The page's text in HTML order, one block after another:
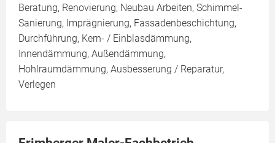
Beratung, Renovierung, Neubau Arbeiten, Schimmel-
Sanierung, Imprägnierung, Fassadenbeschichtung,
Durchführung, Kern- / Einblasdämmung,
Innendämmung, Außendämmung,
Hohlraumdämmung, Ausbesserung / Reparatur,
Verlegen